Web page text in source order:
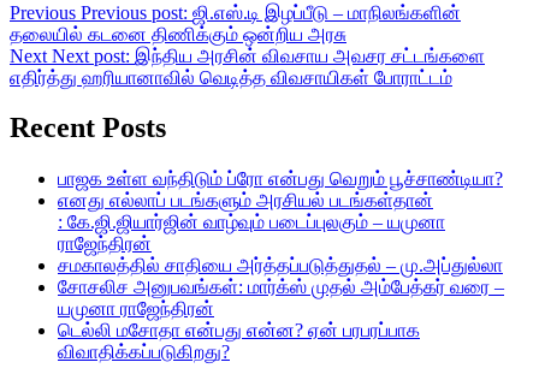
Previous Previous post: ஜி.எஸ்.டி இழப்பீடு – மாநிலங்களின்
தலையில் கடனை திணிக்கும் ஒன்றிய அரசு
Next Next post: இந்திய அரசின் விவசாய அவசர சட்டங்களை
எதிர்த்து ஹரியானாவில் வெடித்த விவசாயிகள் போராட்டம்
Recent Posts
பாஜக உள்ள வந்திடும் ப்ரோ என்பது வெறும் பூச்சாண்டியா?
எனது எல்லாப் படங்களும் அரசியல் படங்கள்தான்
: கே.ஜி.ஜியார்ஜின் வாழ்வும் படைப்புலகும் – யமுனா
ராஜேந்திரன்
சமகாலத்தில் சாதியை அர்த்தப்படுத்துதல் – மு.அப்துல்லா
சோசலிச அனுபவங்கள்: மார்க்ஸ் முதல் அம்பேத்கர் வரை –
யமுனா ராஜேந்திரன்
டெல்லி மசோதா என்பது என்ன? ஏன் பரபரப்பாக
விவாதிக்கப்படுகிறது?